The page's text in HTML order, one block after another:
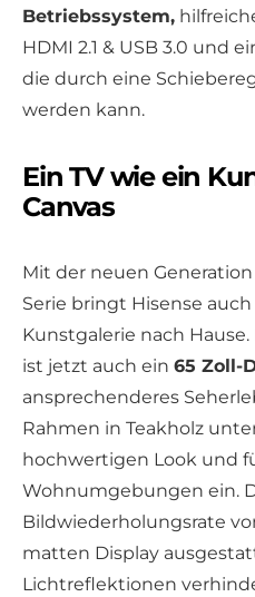
Betriebssystem,
HDMI 2.1 & USB 3.0 und
die durch eine
werden kann.
Ein TV wie ein
Canvas
Mit der neuen Generation
Serie bringt Hisense
Kunstgalerie nach
ist jetzt auch ein 65 Zoll-
ansprechenderes
Rahmen in Teakholz
hochwertigen Look und
Wohnumgebungen ein.
Bildwiederholungsrate
matten Display
Lichtreflektionen